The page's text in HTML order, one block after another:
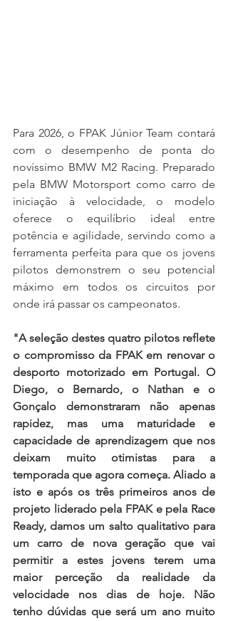
Para 2026, o FPAK Júnior Team contará
com o desempenho de ponta do
novíssimo BMW M2 Racing. Preparado
pela BMW Motorsport como carro de
iniciação à velocidade, o modelo
oferece o equilíbrio ideal entre
potência e agilidade, servindo como a
ferramenta perfeita para que os jovens
pilotos demonstrem o seu potencial
máximo em todos os circuitos por
onde irá passar os campeonatos.
"A seleção destes quatro pilotos reflete
o compromisso da FPAK em renovar o
desporto motorizado em Portugal. O
Diego, o Bernardo, o Nathan e o
Gonçalo demonstraram não apenas
rapidez, mas uma maturidade e
capacidade de aprendizagem que nos
deixam muito otimistas para a
temporada que agora começa. Aliado a
isto e após os três primeiros anos de
projeto liderado pela FPAK e pela Race
Ready, damos um salto qualitativo para
um carro de nova geração que vai
permitir a estes jovens terem uma
maior perceção da realidade da
velocidade nos dias de hoje. Não
tenho dúvidas que será um ano muito